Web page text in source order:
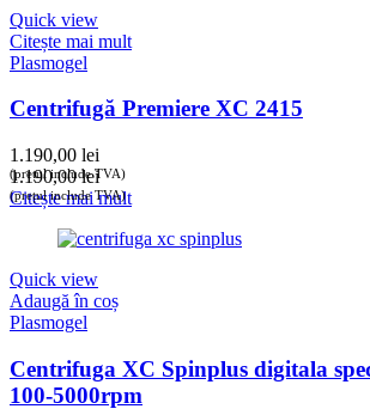
Quick view
Citește mai mult
Plasmogel
Centrifugă Premiere XC 2415
1.190,00 lei
(prețul include TVA)
1.190,00lei
(prețul include TVA)
Citește mai mult
Quick view
Adaugă în coș
Plasmogel
Centrifuga XC Spinplus digitala
100-5000rpm